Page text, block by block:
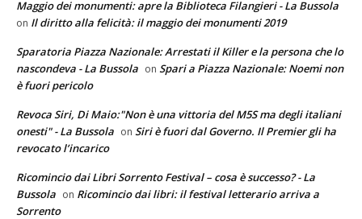
Maggio dei monumenti: apre la Biblioteca Filangieri - La Bussola
on Il diritto alla felicità: il maggio dei monumenti 2019
Sparatoria Piazza Nazionale: Arrestati il Killer e la persona che lo
nascondeva - La Bussola on Spari a Piazza Nazionale: Noemi non
è fuori pericolo
Revoca Siri, Di Maio:"Non è una vittoria del M5S ma degli italiani
onesti" - La Bussola on Siri è fuori dal Governo. Il Premier gli ha
revocato l’incarico
Ricomincio dai Libri Sorrento Festival – cosa è successo? - La
Bussola on Ricomincio dai libri: il festival letterario arriva a
Sorrento